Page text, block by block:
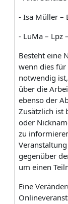
- Isa Müller –
- LuMa – Lpz
Besteht eine
wenn dies
notwendig
über die
ebenso der
Zusätzlich ist
oder
zu
gegenüber
um einen
Eine